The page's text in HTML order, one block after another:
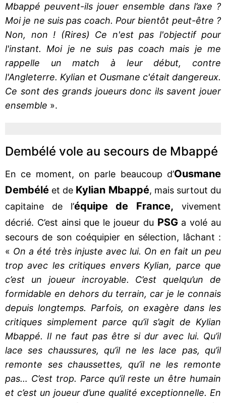
Mbappé peuvent-ils jouer ensemble dans l’axe ?
Moi je ne suis pas coach. Pour bientôt peut-être ?
Non, non ! (Rires) Ce n'est pas l'objectif pour
l'instant. Moi je ne suis pas coach mais je me
rappelle un match à leur début, contre
l'Angleterre. Kylian et Ousmane c'était dangereux.
Ce sont des grands joueurs donc ils savent jouer
ensemble ».
Dembélé vole au secours de Mbappé
En ce moment, on parle beaucoup d’Ousmane
Dembélé et de Kylian Mbappé, mais surtout du
capitaine de l’équipe de France, vivement
décrié. C’est ainsi que le joueur du PSGa volé au
secours de son coéquipier en sélection, lâchant :
« On a été très injuste avec lui. On en fait un peu
trop avec les critiques envers Kylian, parce que
c’est un joueur incroyable. C’est quelqu’un de
formidable en dehors du terrain, car je le connais
depuis longtemps. Parfois, on exagère dans les
critiques simplement parce qu’il s’agit de Kylian
Mbappé. Il ne faut pas être si dur avec lui. Qu’il
lace ses chaussures, qu’il ne les lace pas, qu’il
remonte ses chaussettes, qu’il ne les remonte
pas… C’est trop. Parce qu’il reste un être humain
et c’est un joueur d’une qualité exceptionnelle. En